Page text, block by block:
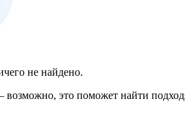
не найдено.
это поможет найти